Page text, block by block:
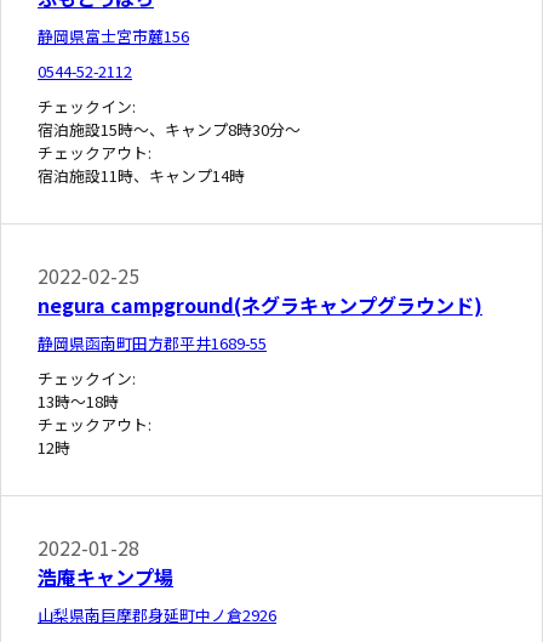
静岡県富士宮市麓156
0544-52-2112
チェックイン:
宿泊施設15時～、キャンプ8時30分～
チェックアウト:
宿泊施設11時、キャンプ14時
2022-02-25
negura campground(ネグラキャンプグラウンド)
静岡県函南町田方郡平井1689-55
チェックイン:
13時～18時
チェックアウト:
12時
2022-01-28
浩庵キャンプ場
山梨県南巨摩郡身延町中ノ倉2926